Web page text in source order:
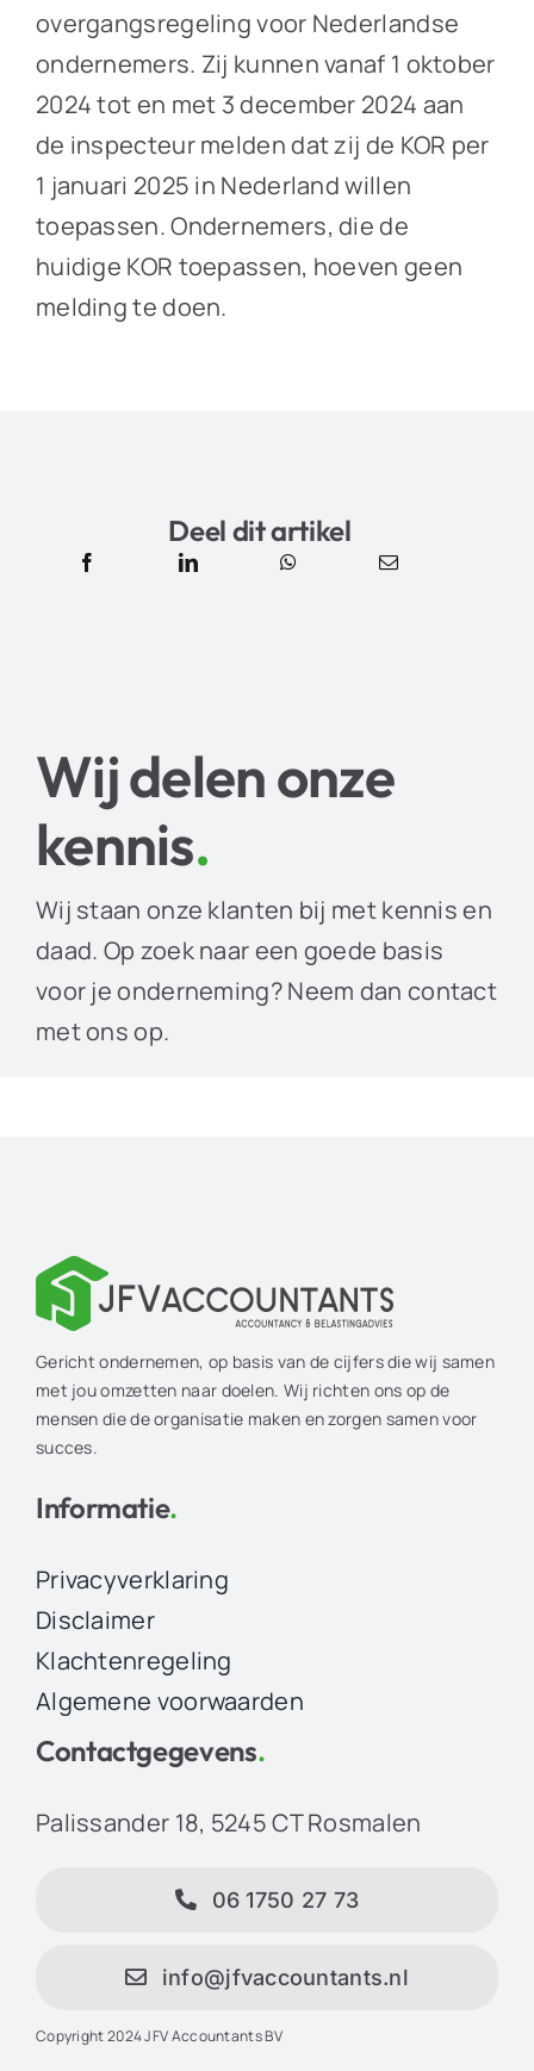
overgangsregeling voor Nederlandse
ondernemers. Zij kunnen vanaf 1 oktober
2024 tot en met 3 december 2024 aan
de inspecteur melden dat zij de KOR per
1 januari 2025 in Nederland willen
toepassen. Ondernemers, die de
huidige KOR toepassen, hoeven geen
melding te doen.
Deel dit artikel
Wij delen onze
kennis.
Wij staan onze klanten bij met kennis en
daad. Op zoek naar een goede basis
voor je onderneming? Neem dan contact
met ons op.
Gericht ondernemen, op basis van de cijfers die wij samen
met jou omzetten naar doelen. Wij richten ons op de
mensen die de organisatie maken en zorgen samen voor
succes.
Informatie.
Privacyverklaring
Disclaimer
Klachtenregeling
Algemene voorwaarden
Contactgegevens.
Palissander 18, 5245 CT Rosmalen
06 1750 27 73
info@jfvaccountants.nl
Copyright 2024 JFV Accountants BV